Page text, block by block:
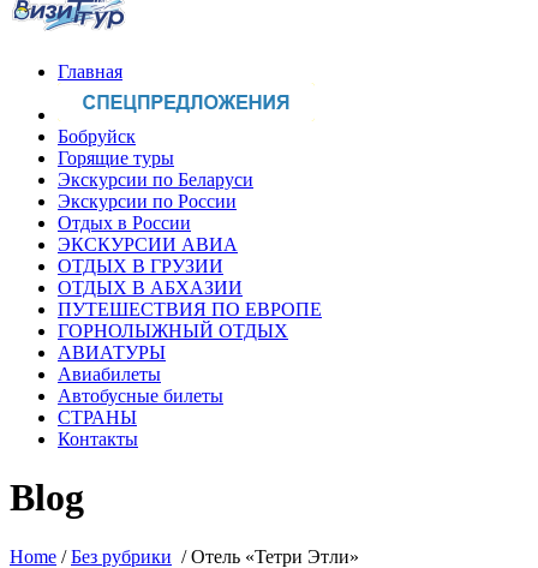
Главная
Бобруйск
Горящие туры
Экскурсии по Беларуси
Экскурсии по России
Отдых в России
ЭКСКУРСИИ АВИА
ОТДЫХ В ГРУЗИИ
ОТДЫХ В АБХАЗИИ
ПУТЕШЕСТВИЯ ПО ЕВРОПЕ
ГОРНОЛЫЖНЫЙ ОТДЫХ
АВИАТУРЫ
Авиабилеты
Автобусные билеты
СТРАНЫ
Контакты
Blog
Home /Без рубрики /Отель «Тетри Этли»